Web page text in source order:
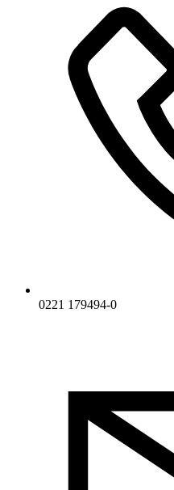
0221 179494-0